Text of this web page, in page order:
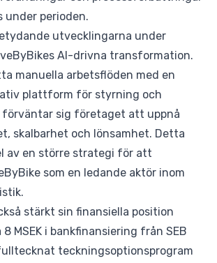
under perioden.
utvecklingarna under
AI-drivna transformation.
manuella arbetsflöden med en
plattform för styrning och
förväntar sig företaget att uppnå
skalbarhet och lönsamhet. Detta
av en större strategi för att
som en ledande aktör inom
stärkt sin finansiella position
MSEK i bankfinansiering från SEB
teckningsoptionsprogram